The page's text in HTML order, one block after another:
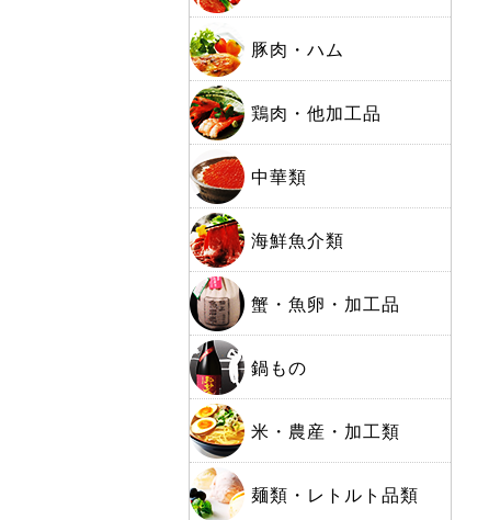
豚肉・ハム
鶏肉・他加工品
中華類
海鮮魚介類
蟹・魚卵・加工品
鍋もの
米・農産・加工類
麺類・レトルト品類